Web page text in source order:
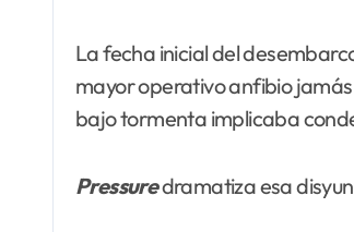
La fecha inicial del
mayor operativo anfibio
bajo tormenta implicaba
Pressuredramatiza esa